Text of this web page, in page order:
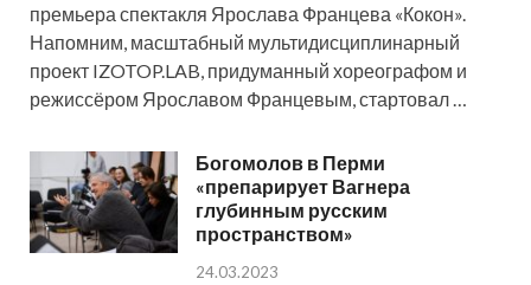
премьера спектакля Ярослава Францева «Кокон».
Напомним, масштабный мультидисциплинарный
проект IZOTOP.LAB, придуманный хореографом и
режиссёром Ярославом Францевым, стартовал …
Богомолов в Перми
«препарирует Вагнера
глубинным русским
пространством»
24.03.2023